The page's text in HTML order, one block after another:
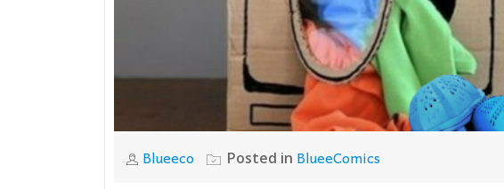
Blueeco Posted in BlueeComics